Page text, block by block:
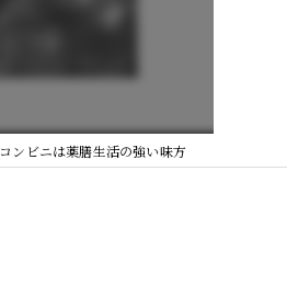
コンビニは薬膳生活の強い味方